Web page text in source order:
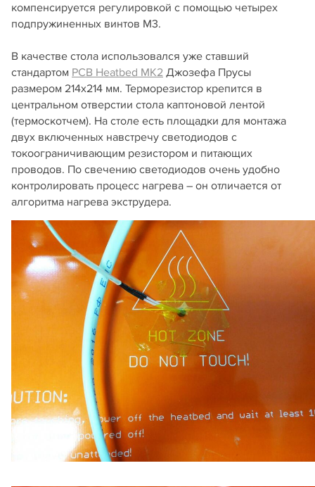
компенсируется регулировкой с помощью четырех
подпружиненных винтов М3.
В качестве стола использовался уже ставший
стандартом PCB Heatbed MK2 Джозефа Прусы
размером 214х214 мм. Терморезистор крепится в
центральном отверстии стола каптоновой лентой
(термоскотчем). На столе есть площадки для монтажа
двух включенных навстречу светодиодов с
токоограничивающим резистором и питающих
проводов. По свечению светодиодов очень удобно
контролировать процесс нагрева – он отличается от
алгоритма нагрева экструдера.